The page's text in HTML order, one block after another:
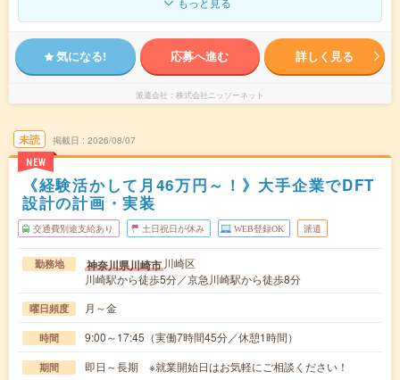
気になる! 応募へ進む 詳しく見る
派遣会社 株式会社ニッソーネット
未読
NEW
掲載日 2026/08/07
《経験活かして月46万円～！》大手企業でDFT
設計の計画・実装
交通費別途支給あり 土日祝日が休み WEB登録OK 派遣
勤務地 神奈川県川崎市 川崎区
川崎駅から徒歩5分／京急川崎駅から徒歩8分
曜日頻度 月～金
時間 9:00～17:45（実働7時間45分／休憩1時間）
期間 即日～長期 ※就業開始日はお気軽にご相談ください！